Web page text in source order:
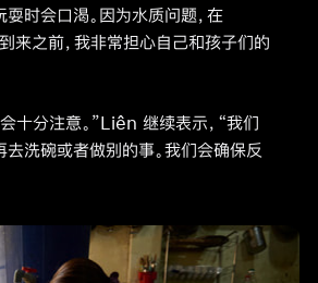
时会口渴。因为水质问题，在
之前，我非常担心自己和孩子们的
十分注意。”Liên 继续表示，“我们
洗碗或者做别的事。我们会确保反